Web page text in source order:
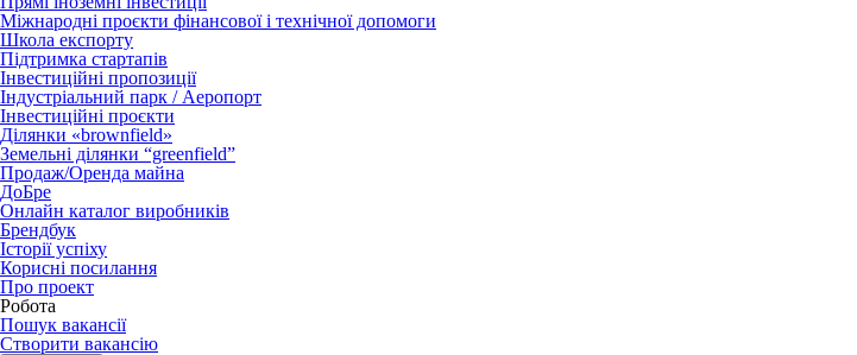
Міжнародні проєкти фінансової і технічної допомоги
Школа експорту
Підтримка стартапів
Інвестиційні пропозиції
Індустріальний парк / Аеропорт
Інвестиційні проєкти
Ділянки «brownfield»
Земельні ділянки “greenfield”
Продаж/Оренда майна
ДоБре
Онлайн каталог виробників
Брендбук
Історії успіху
Корисні посилання
Про проект
Робота
Пошук вакансії
Створити вакансію